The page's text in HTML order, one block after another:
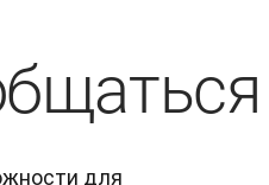
для